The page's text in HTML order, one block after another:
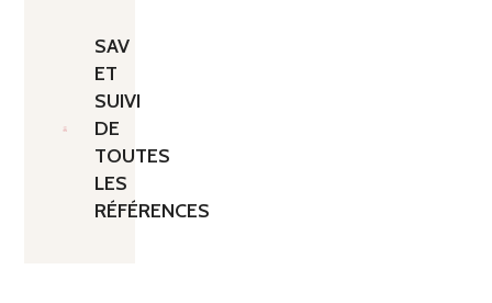
SAV
ET
SUIVI
DE
TOUTES
LES
RÉFÉRENCES